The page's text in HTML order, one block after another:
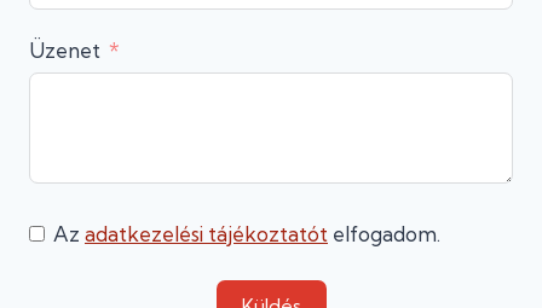
Üzenet
Az adatkezelési tájékoztatót elfogadom.